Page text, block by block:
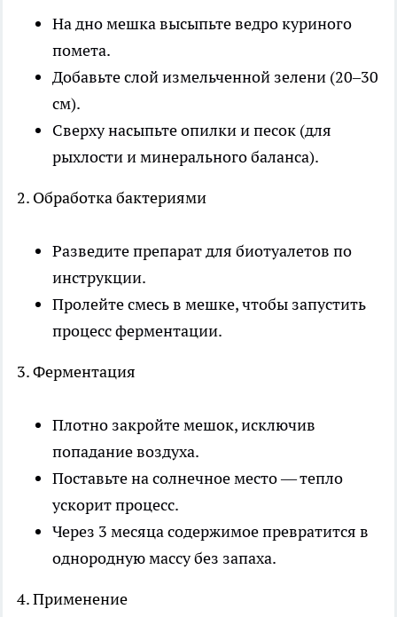
На дно мешка высыпьте ведро куриного
помета.
Добавьте слой измельченной зелени (20–30
см).
Сверху насыпьте опилки и песок (для
рыхлости и минерального баланса).
2. Обработка бактериями
Разведите препарат для биотуалетов по
инструкции.
Пролейте смесь в мешке, чтобы запустить
процесс ферментации.
3. Ферментация
Плотно закройте мешок, исключив
попадание воздуха.
Поставьте на солнечное место — тепло
ускорит процесс.
Через 3 месяца содержимое превратится в
однородную массу без запаха.
4. Применение